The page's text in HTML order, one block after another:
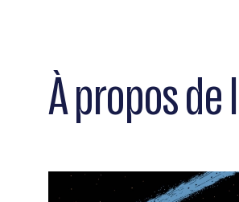
À propos de